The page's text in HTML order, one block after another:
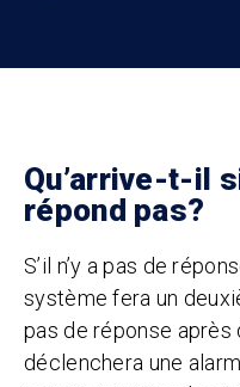
Qu’arrive-t-il
répond pas?
S’il n’y a pas de
système fera un
pas de réponse après
déclenchera une